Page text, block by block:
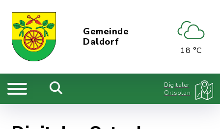
Gemeinde
Daldorf
18 °C
Digitaler
Ortsplan